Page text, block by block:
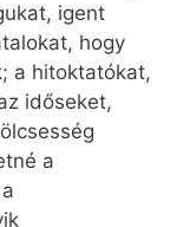
igent
hogy
a hitoktatókat,
időseket,
a